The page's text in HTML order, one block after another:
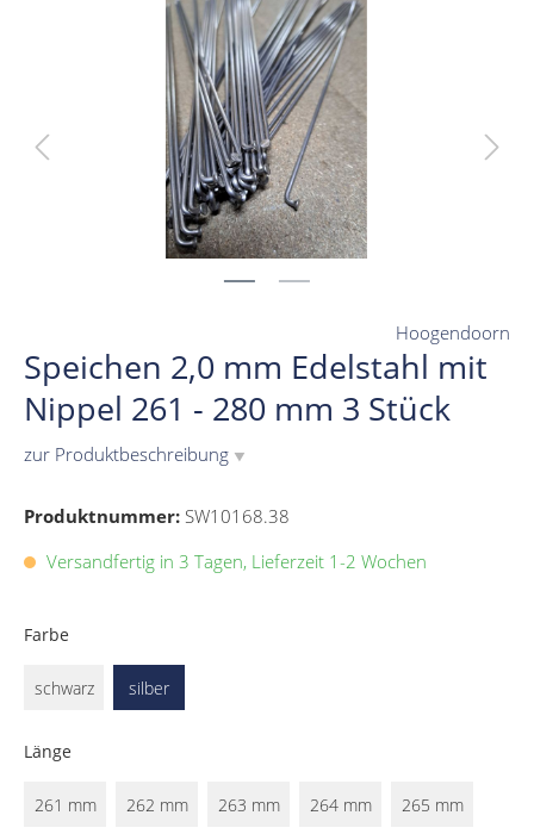
Speichen 2,0 mm Edelstahl mit
Nippel 261 - 280 mm 3 Stück
zur Produktbeschreibung ▼
Hoogendoorn
Produktnummer: SW10168.38
Versandfertig in 3 Tagen, Lieferzeit 1-2 Wochen
Farbe
schwarz silber
Länge
261 mm 262 mm 263 mm 264 mm 265 mm